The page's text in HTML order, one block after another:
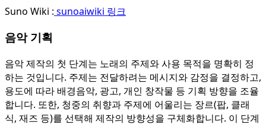
Suno Wiki : sunoaiwiki 링크
음악 기획
음악 제작의 첫 단계는 노래의 주제와 사용 목적을 명확히 정
하는 것입니다. 주제는 전달하려는 메시지와 감정을 결정하고,
용도에 따라 배경음악, 광고, 개인 창작물 등 기획 방향을 조율
합니다. 또한, 청중의 취향과 주제에 어울리는 장르(팝, 클래
식, 재즈 등)를 선택해 제작의 방향성을 구체화합니다. 이 단계